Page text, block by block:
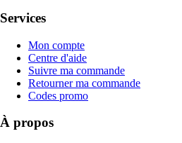
Services
Mon compte
Centre d'aide
Suivre ma commande
Retourner ma commande
Codes promo
À propos